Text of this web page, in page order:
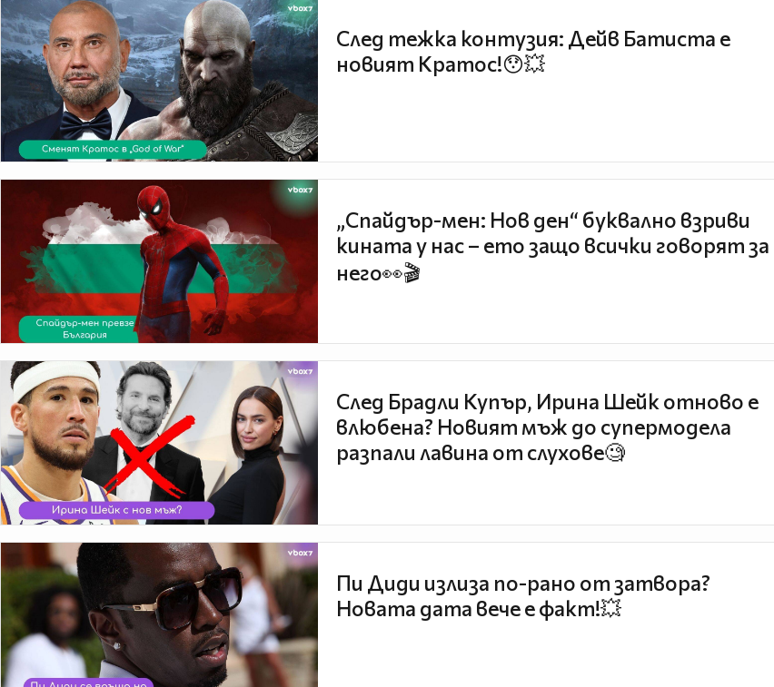
След тежка контузия: Дейв Батиста е
новият Кратос!😯💥
„Спайдър-мен: Нов ден“ буквално взриви
кината у нас – ето защо всички говорят за
него👀🎬
След Брадли Купър, Ирина Шейк отново е
влюбена? Новият мъж до супермодела
разпали лавина от слухове🧐
Пи Диди излиза по-рано от затвора?
Новата дата вече е факт!💥